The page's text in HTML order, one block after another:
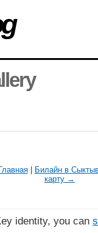
Главная|
Билайн в
карту →
identity, you can